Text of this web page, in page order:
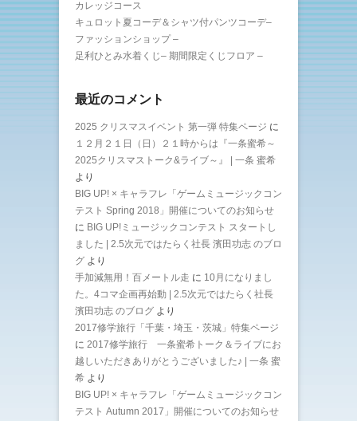
カレッジコース
キュロット夏コーデ＆シャツ付パンツコーデ–
ファッションショップ –
足利ひとみ水着くじ– 期間限定くじフロア –
最近のコメント
2025 クリスマスイベント 第一弾 特集ページ に
１２月２１日（日）２１時からは『一条蜜希～
2025クリスマストーク&ライブ～』 | 一条 蜜希
より
BIG UP! × キャラフレ「ゲームミュージックコン
テスト Spring 2018」開催についてのお知らせ
に BIG UP!ミュージックコンテスト スタートし
ました | 2.5次元ではたらく社長 濱田功志 のブロ
グ より
手加減無用！百メートル走 に 10月になりまし
た。4コマ企画再始動 | 2.5次元ではたらく社長
濱田功志 のブログ より
2017修学旅行「千葉・埼玉・茨城」特集ページ
に 2017修学旅行 一条蜜希トーク＆ライブにお
越しいただきありがとうございました♪ | 一条 蜜
希 より
BIG UP! × キャラフレ「ゲームミュージックコン
テスト Autumn 2017」開催についてのお知らせ